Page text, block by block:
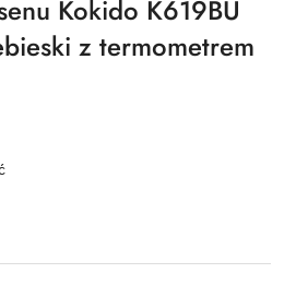
Kokido K619BU
z termometrem